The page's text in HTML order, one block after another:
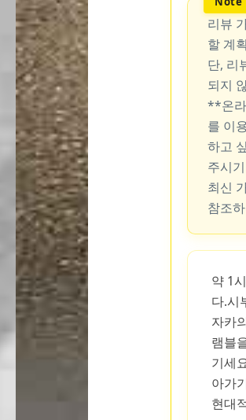
리뷰
할 계
단, 리
되지
**온
를 이
하고
주시
최신
참조
약 1
다.시
자카
램블
기세
아가
현대